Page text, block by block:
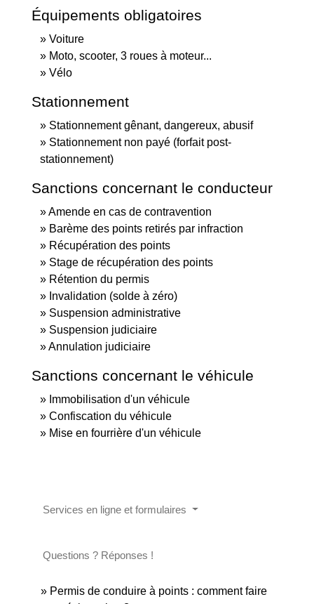
Équipements obligatoires
Voiture
Moto, scooter, 3 roues à moteur...
Vélo
Stationnement
Stationnement gênant, dangereux, abusif
Stationnement non payé (forfait post-
stationnement)
Sanctions concernant le conducteur
Amende en cas de contravention
Barème des points retirés par infraction
Récupération des points
Stage de récupération des points
Rétention du permis
Invalidation (solde à zéro)
Suspension administrative
Suspension judiciaire
Annulation judiciaire
Sanctions concernant le véhicule
Immobilisation d'un véhicule
Confiscation du véhicule
Mise en fourrière d'un véhicule
Services en ligne et formulaires
Questions ? Réponses !
Permis de conduire à points : comment faire